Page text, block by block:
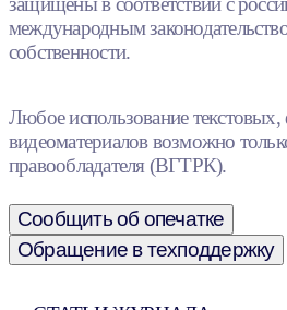
международным
собственности.
Любое использование
видеоматериалов возможно
правообладателя (ВГТРК).
Сообщить об опечатке
Обращение в техподдержку